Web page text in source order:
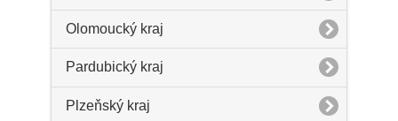
Olomoucký kraj
Pardubický kraj
Plzeňský kraj